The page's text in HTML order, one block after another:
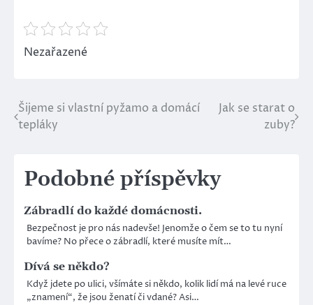
Nezařazené
Navigace
pro
Šijeme si vlastní pyžamo a domácí
tepláky
Jak se starat o
zuby?
Podobné příspěvky
Zábradlí do každé domácnosti.
Bezpečnost je pro nás nadevše! Jenomže o čem se to tu nyní
bavíme? No přece o zábradlí, které musíte mít…
Dívá se někdo?
Když jdete po ulici, všímáte si někdo, kolik lidí má na levé ruce
„znamení“, že jsou ženatí či vdané? Asi…